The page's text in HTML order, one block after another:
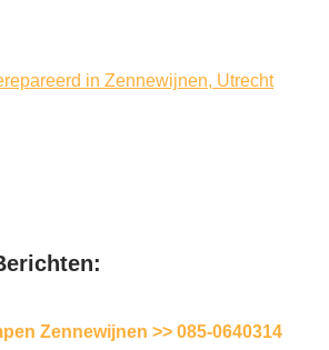
in Zennewijnen, Utrecht
Zennewijnen >> 085-0640314